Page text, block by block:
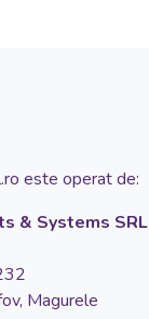
este operat de:
& Systems SRL
Magurele